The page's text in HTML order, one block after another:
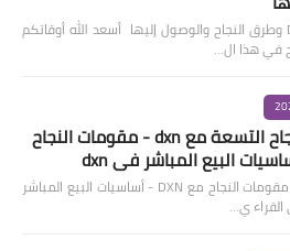
المراتب والترقيات في شركة DXN وطرق النجاح والوصول إليها أسعد الله أوقاتكم
في هذا ال…
أساسيات النجاح التسعة مع dxn - مقومات النجاح
أساسيات النجاح التسعة مع dxn - مقومات النجاح مع DXN - أساسيات البيع المباشر